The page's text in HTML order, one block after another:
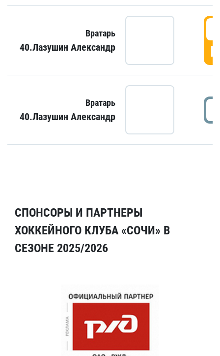
Вратарь
40.Лазушин Александр
Вратарь
40.Лазушин Александр
СПОНСОРЫ И ПАРТНЕРЫ
ХОККЕЙНОГО КЛУБА «СОЧИ» В
СЕЗОНЕ 2025/2026